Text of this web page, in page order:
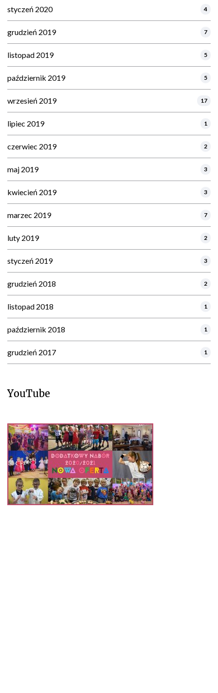
styczeń 2020 4
grudzień 2019 7
listopad 2019 5
październik 2019 5
wrzesień 2019 17
lipiec 2019 1
czerwiec 2019 2
maj 2019 3
kwiecień 2019 3
marzec 2019 7
luty 2019 2
styczeń 2019 3
grudzień 2018 2
listopad 2018 1
październik 2018 1
grudzień 2017 1
YouTube